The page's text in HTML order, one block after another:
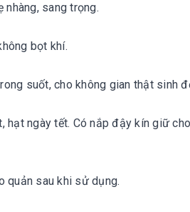
nhàng, sang trọng.
bọt khí.
suốt, cho không gian thật sinh
hạt ngày tết. Có nắp đậy kín giữ
quản sau khi sử dụng.